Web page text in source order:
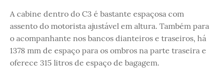
A cabine dentro do C3 é bastante espaçosa com
assento do motorista ajustável em altura. Também para
o acompanhante nos bancos dianteiros e traseiros, há
1378 mm de espaço para os ombros na parte traseira e
oferece 315 litros de espaço de bagagem.